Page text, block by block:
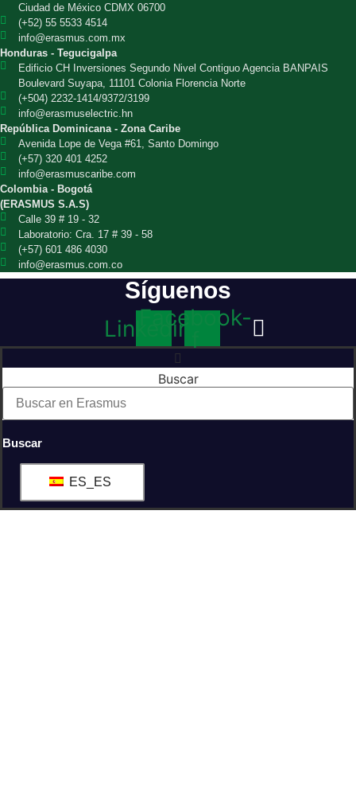
Ciudad de México CDMX 06700
(+52) 55 5533 4514
info@erasmus.com.mx
Honduras - Tegucigalpa
Edificio CH Inversiones Segundo Nivel Contiguo Agencia BANPAIS
Boulevard Suyapa, 11101 Colonia Florencia Norte
(+504) 2232-1414/9372/3199
info@erasmuselectric.hn
República Dominicana - Zona Caribe
Avenida Lope de Vega #61, Santo Domingo
(+57) 320 401 4252
info@erasmuscaribe.com
Colombia - Bogotá
(ERASMUS S.A.S)
Calle 39 # 19 - 32
Laboratorio: Cra. 17 # 39 - 58
(+57) 601 486 4030
info@erasmus.com.co
Síguenos
Linkedin
Facebook-
f
Buscar
Buscar
ES_ES